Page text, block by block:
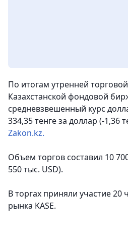
По итогам утренней
Казахстанской фондовой
средневзвешенный курс
334,35 тенге за доллар (-1,36
Zakon.kz.
Объем торгов составил 10
550 тыс. USD).
В торгах приняли участие 20
рынка KASE.